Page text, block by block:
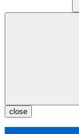
close